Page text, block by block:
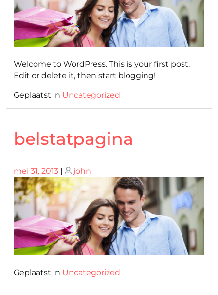
Welcome to WordPress. This is your first post.
Edit or delete it, then start blogging!
Geplaatst in Uncategorized
belstatpagina
Geplaatst
op
mei 31, 2013 | Geplaatst
op
john
Geplaatst in Uncategorized